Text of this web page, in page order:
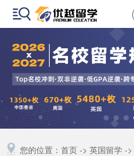
您的位置： 首页-> 英国留学->